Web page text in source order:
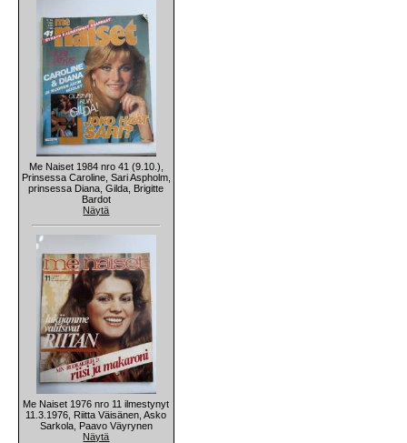
Me Naiset 1984 nro 41 (9.10.),
Prinsessa Caroline, Sari Aspholm,
prinsessa Diana, Gilda, Brigitte
Bardot
Näytä
Me Naiset 1976 nro 11 ilmestynyt
11.3.1976, Riitta Väisänen, Asko
Sarkola, Paavo Väyrynen
Näytä